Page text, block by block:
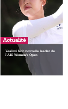
Actualité
Yealimi Noh nouvelle leader de
l’AIG Women’s Open